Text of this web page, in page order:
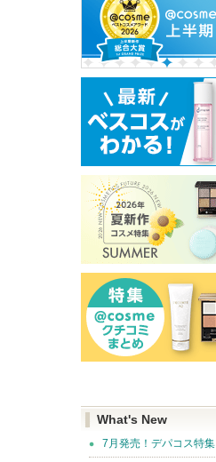
What's New
7月発売！デパコス特集